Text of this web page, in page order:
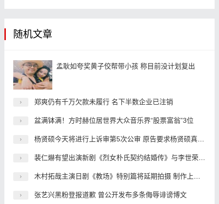
随机文章
孟耿如夸奖黄子佼帮带小孩 称目前没计划复出
郑爽仍有千万欠款未履行 名下半数企业已注销
盆满钵满！方时赫位居世界大众音乐界“股票富翁”3位
杨贤硕今天将进行上诉审第5次公审 原告要求杨贤硕真心道歉
裴仁爀有望出演新剧《烈女朴氏契约结婚传》与李世荣搭档
木村拓哉主演日剧《教场》特别篇将延期拍摄 制作上出了问题
张艺兴黑粉登报道歉 曾公开发布多条侮辱诽谤博文